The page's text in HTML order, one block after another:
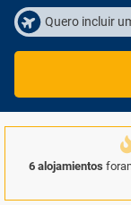
Quero incluir
6 alojamientos